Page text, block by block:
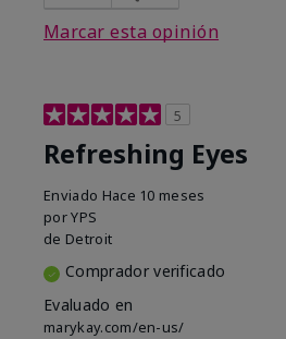
Marcar esta opinión
5
Refreshing Eyes
Enviado Hace 10 meses
porYPS
de Detroit
Comprador verificado
Evaluado en
marykay.com/en-us/